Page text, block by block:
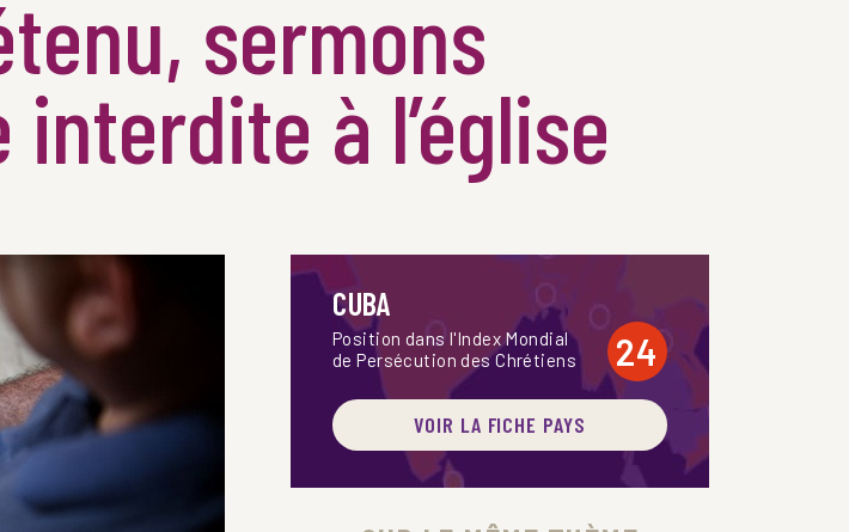
sermons
à l’église
CUBA
Position dans l'Index Mondial
de Persécution des Chrétiens
24
VOIR LA FICHE PAYS